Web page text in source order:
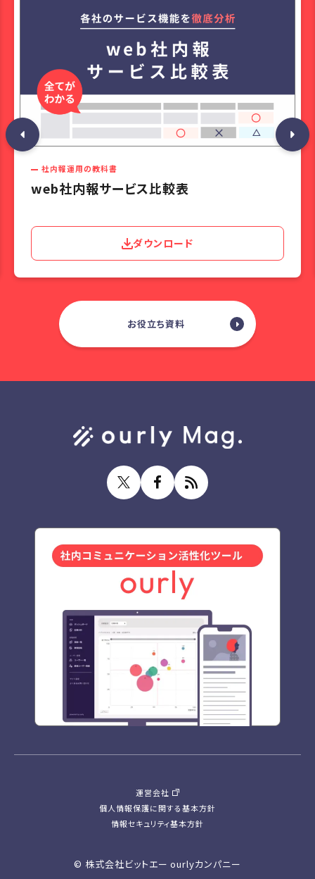
社内報運用の教科書
web社内報サービス比較表
ダウンロード
お役立ち資料
運営会社
個人情報保護に関する基本方針
情報セキュリティ基本方針
© 株式会社ビットエー ourlyカンパニー